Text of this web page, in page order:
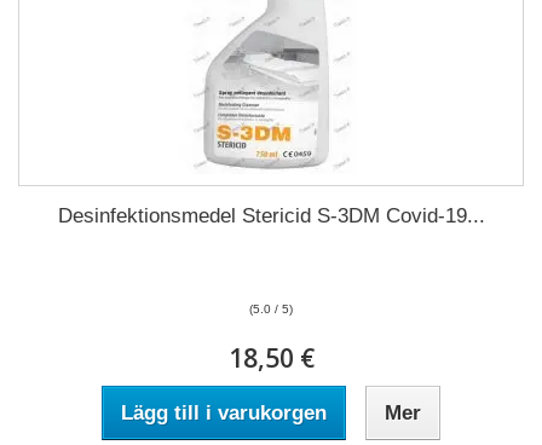
Desinfektionsmedel Stericid S-3DM Covid-19...
(5.0 / 5)
18,50 €
Lägg till i varukorgen Mer